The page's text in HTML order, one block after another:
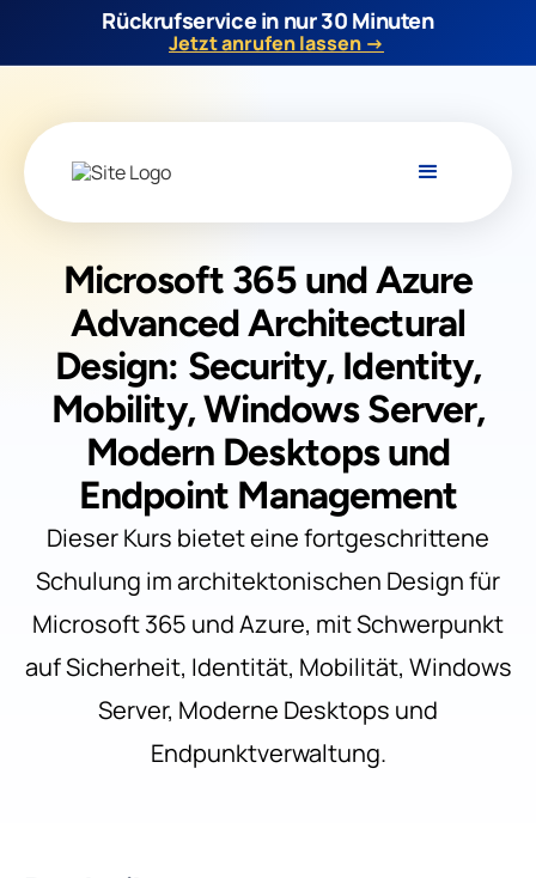
Rückrufservice in nur 30 Minuten
Jetzt anrufen lassen →
Microsoft 365 und Azure
Advanced Architectural
Design: Security, Identity,
Mobility, Windows Server,
Modern Desktops und
Endpoint Management
Dieser Kurs bietet eine fortgeschrittene
Schulung im architektonischen Design für
Microsoft 365 und Azure, mit Schwerpunkt
auf Sicherheit, Identität, Mobilität, Windows
Server, Moderne Desktops und
Endpunktverwaltung.